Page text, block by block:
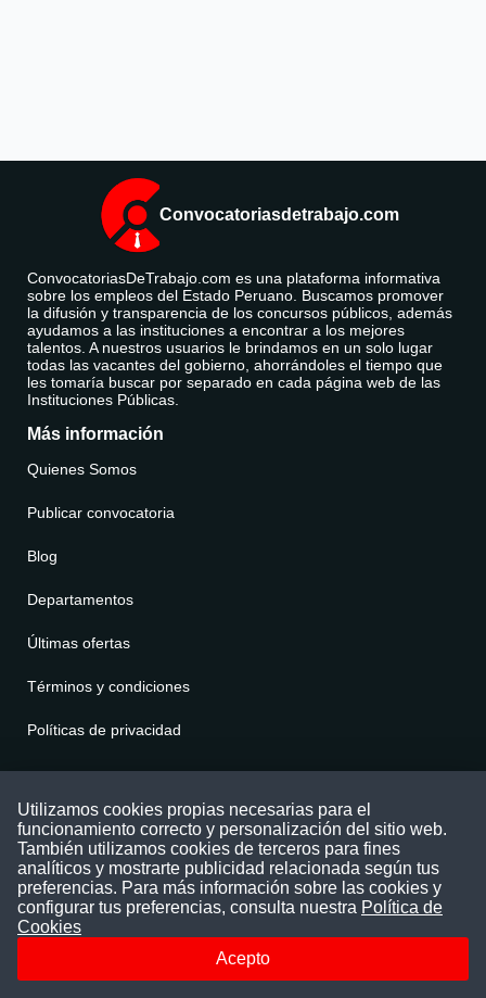
Convocatoriasdetrabajo.com
ConvocatoriasDeTrabajo.com es una plataforma informativa
sobre los empleos del Estado Peruano. Buscamos promover
la difusión y transparencia de los concursos públicos, además
ayudamos a las instituciones a encontrar a los mejores
talentos. A nuestros usuarios le brindamos en un solo lugar
todas las vacantes del gobierno, ahorrándoles el tiempo que
les tomaría buscar por separado en cada página web de las
Instituciones Públicas.
Más información
Quienes Somos
Publicar convocatoria
Blog
Departamentos
Últimas ofertas
Términos y condiciones
Políticas de privacidad
Puede comunicarse con nosotros a través
nuestras redes sociales o del correo:
contacto@convocatoriasdetrabajo.com
Siguenos en:
Utilizamos cookies propias necesarias para el
funcionamiento correcto y personalización del sitio web.
También utilizamos cookies de terceros para fines
analíticos y mostrarte publicidad relacionada según tus
preferencias. Para más información sobre las cookies y
configurar tus preferencias, consulta nuestra Política de
Cookies
Acepto